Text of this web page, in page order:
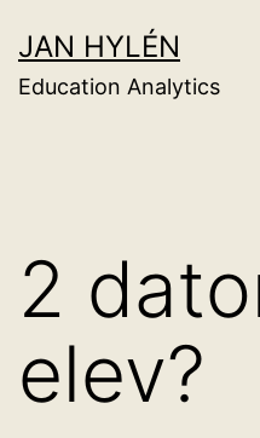
till
innehåll
JAN HYLÉN
Education Analytics
2
elev?